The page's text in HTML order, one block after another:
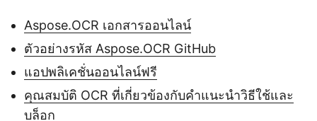
Aspose.OCR เอกสารออนไลน์
ตัวอย่างรหัส Aspose.OCR GitHub
แอปพลิเคชั่นออนไลน์ฟรี
คุณสมบัติ OCR ที่เกี่ยวข้องกับคำแนะนำวิธีใช้และ
บล็อก